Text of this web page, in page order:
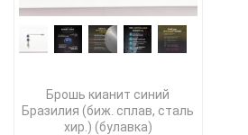
Брошь кианит синий
Бразилия (биж. сплав, сталь
хир.) (булавка)